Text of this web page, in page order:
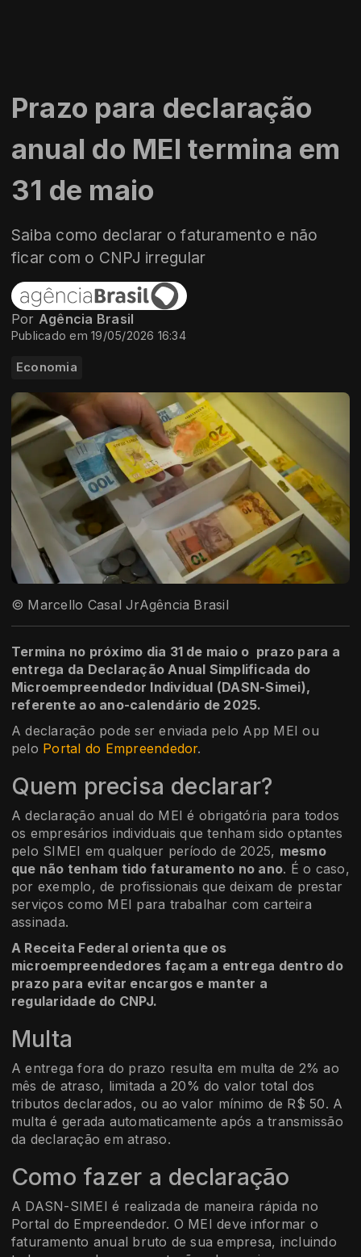
Prazo para declaração
anual do MEI termina em
31 de maio
Saiba como declarar o faturamento e não
ficar com o CNPJ irregular
Por Agência Brasil
Publicado em 19/05/2026 16:34
Economia
© Marcello Casal JrAgência Brasil
Termina no próximo dia 31 de maio o prazo para a
entrega da Declaração Anual Simplificada do
Microempreendedor Individual (DASN-Simei),
referente ao ano-calendário de 2025.
A declaração pode ser enviada pelo App MEI ou
pelo Portal do Empreendedor.
Quem precisa declarar?
A declaração anual do MEI é obrigatória para todos
os empresários individuais que tenham sido optantes
pelo SIMEI em qualquer período de 2025, mesmo
que não tenham tido faturamento no ano. É o caso,
por exemplo, de profissionais que deixam de prestar
serviços como MEI para trabalhar com carteira
assinada.
A Receita Federal orienta que os
microempreendedores façam a entrega dentro do
prazo para evitar encargos e manter a
regularidade do CNPJ.
Multa
A entrega fora do prazo resulta em multa de 2% ao
mês de atraso, limitada a 20% do valor total dos
tributos declarados, ou ao valor mínimo de R$ 50. A
multa é gerada automaticamente após a transmissão
da declaração em atraso.
Como fazer a declaração
A DASN-SIMEI é realizada de maneira rápida no
Portal do Empreendedor. O MEI deve informar o
faturamento anual bruto de sua empresa, incluindo